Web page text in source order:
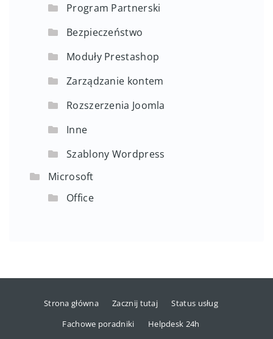
Program Partnerski
Bezpieczeństwo
Moduły Prestashop
Zarządzanie kontem
Rozszerzenia Joomla
Inne
Szablony Wordpress
Microsoft
Office
Strona główna Zacznij tutaj
Status usług
Fachowe poradniki
Helpdesk 24h